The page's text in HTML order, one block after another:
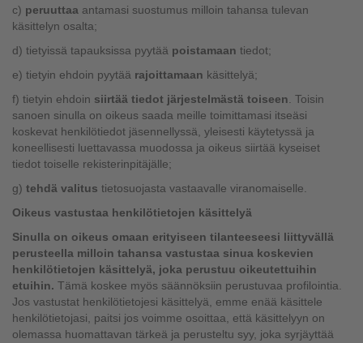
c) peruuttaa antamasi suostumus milloin tahansa tulevan
käsittelyn osalta;
d) tietyissä tapauksissa pyytää poistamaan tiedot;
e) tietyin ehdoin pyytää rajoittamaan käsittelyä;
f) tietyin ehdoin siirtää tiedot järjestelmästä toiseen . Toisin
sanoen sinulla on oikeus saada meille toimittamasi itseäsi
koskevat henkilötiedot jäsennellyssä, yleisesti käytetyssä ja
koneellisesti luettavassa muodossa ja oikeus siirtää kyseiset
tiedot toiselle rekisterinpitäjälle;
g) tehdä valitus tietosuojasta vastaavalle viranomaiselle.
Oikeus vastustaa henkilötietojen käsittelyä
Sinulla on oikeus omaan erityiseen tilanteeseesi liittyvällä
perusteella milloin tahansa vastustaa sinua koskevien
henkilötietojen käsittelyä, joka perustuu oikeutettuihin
etuihin. Tämä koskee myös säännöksiin perustuvaa profilointia.
Jos vastustat henkilötietojesi käsittelyä, emme enää käsittele
henkilötietojasi, paitsi jos voimme osoittaa, että käsittelyyn on
olemassa huomattavan tärkeä ja perusteltu syy, joka syrjäyttää